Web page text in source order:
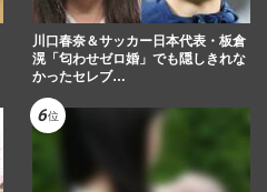
川口春奈＆サッカー日本代表・板倉
滉「匂わせゼロ婚」でも隠しきれな
かったセレブ…